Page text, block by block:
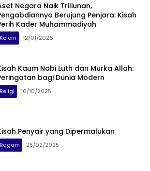
Negara Naik Triliunan,
Berujung Penjara: Kisah
Kader Muhammadiyah
Kolom 12/01/2026
Kaum Nabi Luth dan Murka Allah:
bagi Dunia Modern
Religi 10/10/2025
Penyair yang Dipermalukan
Ragam 25/02/2025